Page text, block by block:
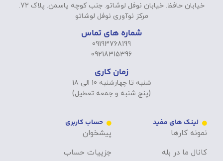
خیابان حافظ. خیابان نوفل لوشاتو. جنب کوچه یاسمن. پلاک 72.
مرکز نوآوری نوفل لوشاتو
شماره های تماس
09193768199
09218315396
زمان کاری
شنبه تا چهارشنبه 10 الی 18
(پنج شنبه و جمعه تعطیل)
لینک های مفید
نمونه کارها
کانال ما در بله
حساب کاربری
پیشخوان
جزییات حساب